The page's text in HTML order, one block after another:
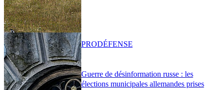
Guerre de désinformation russe : les
élections municipales allemandes prises
PRODÉFENSE